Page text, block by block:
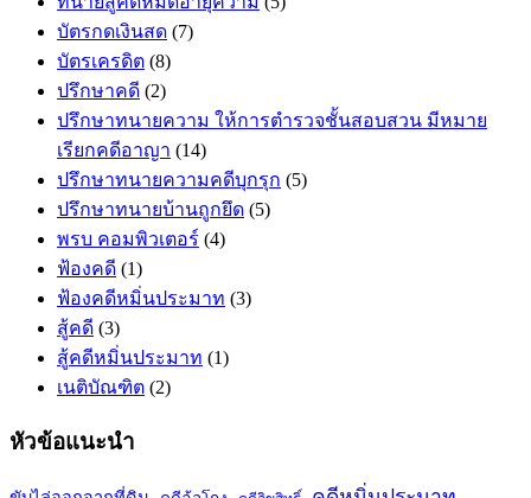
บัตรกดเงินสด (7)
บัตรเครดิต (8)
ปรึกษาคดี (2)
ปรึกษาทนายความ ให้การตำรวจชั้นสอบสวน มีหมาย
เรียกคดีอาญา (14)
ปรึกษาทนายความคดีบุกรุก (5)
ปรึกษาทนายบ้านถูกยึด (5)
พรบ คอมพิวเตอร์ (4)
ฟ้องคดี (1)
ฟ้องคดีหมิ่นประมาท (3)
สู้คดี (3)
สู้คดีหมิ่นประมาท (1)
เนติบัณฑิต (2)
หัวข้อแนะนำ